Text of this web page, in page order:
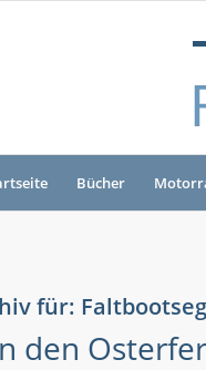
Bücher
für:
den